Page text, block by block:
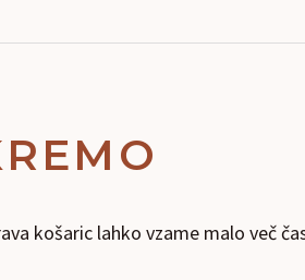
košaric lahko vzame malo več